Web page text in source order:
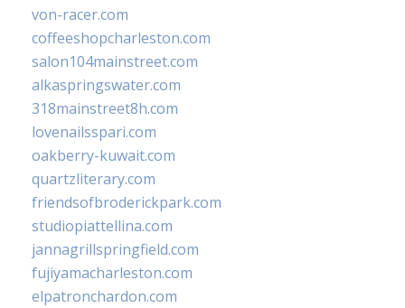
von-racer.com
coffeeshopcharleston.com
salon104mainstreet.com
alkaspringswater.com
318mainstreet8h.com
lovenailsspari.com
oakberry-kuwait.com
quartzliterary.com
friendsofbroderickpark.com
studiopiattellina.com
jannagrillspringfield.com
fujiyamacharleston.com
elpatronchardon.com